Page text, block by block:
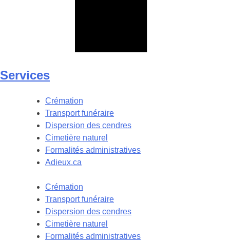
Services
Crémation
Transport funéraire
Dispersion des cendres
Cimetière naturel
Formalités administratives
Adieux.ca
Crémation
Transport funéraire
Dispersion des cendres
Cimetière naturel
Formalités administratives